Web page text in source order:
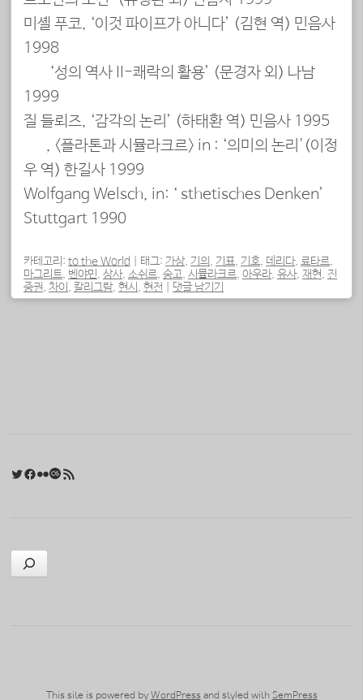
미셸 푸코, ‘이것 파이프가 아니다’ (김현 역) 민음사
1998
‘성의 역사 II-쾌락의 활용’ (문경자 외) 나남
1999
질 들뢰즈, ‘감각의 논리’ (하태환 역) 민음사 1995
, <플라톤과 시뮬라크르> in : ‘의미의 논리'(이정
우 역) 한길사 1999
Wolfgang Welsch, in: ‘ sthetisches Denken’
Stuttgart 1990
카테고리: to the World 태그: 가상, 기의, 기표, 기호, 데리다, 료타르,
마그리트, 벤야민, 상사, 소쉬르, 숭고, 시뮬라크르, 아우라, 유사, 재현, 진
중권, 차이 , 칼리그람, 현시 , 현전 댓글 남기기
Twitter
Facebook
FlickrLast.fm
검색
This site is powered by WordPress and styled with SemPress